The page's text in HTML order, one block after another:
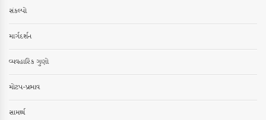
સંકલ્પો
માર્ગદર્શન
વ્યવહારિક ગુણો
મોટપ-પ્રભાવ
સામર્થ્ય